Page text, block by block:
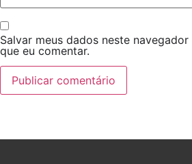
Salvar meus dados neste
que eu comentar.